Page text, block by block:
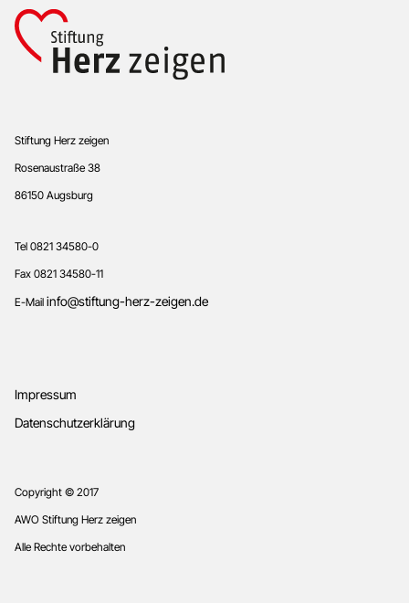
Footer
Stiftung Herz zeigen
Rosenaustraße 38
86150 Augsburg
Tel 0821 34580-0
Fax 0821 34580-11
E-Mail info@stiftung-herz-zeigen.de
Impressum
Datenschutzerklärung
Copyright © 2017
AWO Stiftung Herz zeigen
Alle Rechte vorbehalten